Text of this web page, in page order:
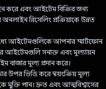
করে এবং আইটেম বিক্রির জন্য
রিসেলিং প্রক্রিয়াকে উন্নত
আইটেমগুলিকে আপনার স্মার্টফোন
আইটেমগুলি সনাক্ত এবং মূল্যায়ন
বাজার মূল্য প্রদান করে।
উপর ভিত্তি করে স্বয়ংক্রিয় মূল্য
মুক্তি পান। দ্রুত এবং আত্মবিশ্বাসের